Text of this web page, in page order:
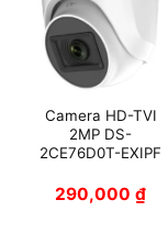
Camera HD-TVI
2MP DS-
2CE76D0T-EXIPF
290,000₫